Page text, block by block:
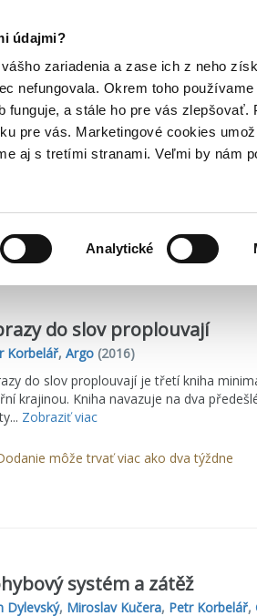
údajmi?
zariadenia a zase ich z neho
nefungovala. Okrem toho
a stále ho pre vás zlepšovať.
pre vás. Marketingové cookies
aj s tretími stranami. Veľmi by nám
Analytické
Doplnky
do slov proplouvají
Korbelář, Argo(2016)
do slov proplouvají je třetí kniha
krajinou. Kniha navazuje na dva
Zobraziť viac
môže trvať viac ako dva týždne
systém a zátěž
Dylevský, Miroslav Kučera, Petr Korbelář,